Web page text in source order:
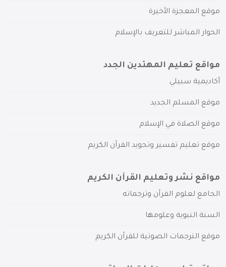
موقع المعجزة الأخيرة
الحوار المباشر للتعريف بالإسلام
مواقع تعليم المهتدين الجدد
أكاديمية سبيلي
موقع المسلم الجديد
موقع الصلاة في الإسلام
موقع تعليم تفسير وتجويد القرآن الكريم
مواقع نشر وتعليم القرآن الكريم
الجامع لعلوم القرآن وترجماته
السنة النبوية وعلومها
موقع الترجمات الصوتية للقرآن الكريم